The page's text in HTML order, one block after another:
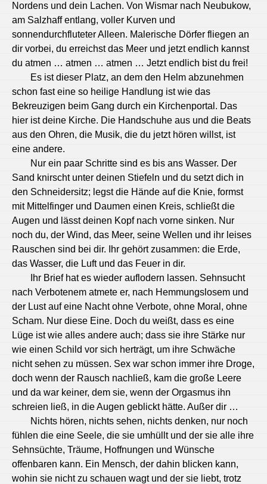
Nordens und dein Lachen. Von Wismar nach Neubukow,
am Salzhaff entlang, voller Kurven und
sonnendurchfluteter Alleen. Malerische Dörfer fliegen an
dir vorbei, du erreichst das Meer und jetzt endlich kannst
du atmen … atmen … atmen … Jetzt endlich bist du frei!
Es ist dieser Platz, an dem den Helm abzunehmen
schon fast eine so heilige Handlung ist wie das
Bekreuzigen beim Gang durch ein Kirchenportal. Das
hier ist deine Kirche. Die Handschuhe aus und die Beats
aus den Ohren, die Musik, die du jetzt hören willst, ist
eine andere.
Nur ein paar Schritte sind es bis ans Wasser. Der
Sand knirscht unter deinen Stiefeln und du setzt dich in
den Schneidersitz; legst die Hände auf die Knie, formst
mit Mittelfinger und Daumen einen Kreis, schließt die
Augen und lässt deinen Kopf nach vorne sinken. Nur
noch du, der Wind, das Meer, seine Wellen und ihr leises
Rauschen sind bei dir. Ihr gehört zusammen: die Erde,
das Wasser, die Luft und das Feuer in dir.
Ihr Brief hat es wieder auflodern lassen. Sehnsucht
nach Verbotenem atmete er, nach Hemmungslosem und
der Lust auf eine Nacht ohne Verbote, ohne Moral, ohne
Scham. Nur diese Eine. Doch du weißt, dass es eine
Lüge ist wie alles andere auch; dass sie ihre Stärke nur
wie einen Schild vor sich herträgt, um ihre Schwäche
nicht sehen zu müssen. Sex war schon immer ihre Droge,
doch wenn der Rausch nachließ, kam die große Leere
und da war keiner, dem sie, wenn der Orgasmus ihn
schreien ließ, in die Augen geblickt hätte. Außer dir …
Nichts hören, nichts sehen, nichts denken, nur noch
fühlen die eine Seele, die sie umhüllt und der sie alle ihre
Sehnsüchte, Träume, Hoffnungen und Wünsche
offenbaren kann. Ein Mensch, der dahin blicken kann,
wohin sie nicht zu schauen wagt und der sie liebt, trotz